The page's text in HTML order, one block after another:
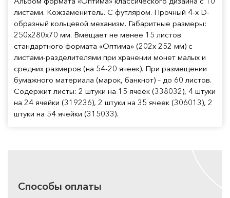
листами. Кожзаменитель. С футляром. Прочный 4-х D-
образный кольцевой механизм. Габаритные размеры:
250х280х70 мм. Вмещает не менее 15 листов
стандартного формата «Оптима» (202x 252 мм) с
листами-разделителями при хранении монет малых и
средних размеров (на 54-20 ячеек). При размещении
бумажного материала (марок, банкнот) – до 60 листов.
Содержит листы: 2 штуки на 15 ячеек (338032), 4 штуки
на 24 ячейки (319236), 2 штуки на 35 ячеек (306013), 2
штуки на 54 ячейки (315033).
Способы оплаты